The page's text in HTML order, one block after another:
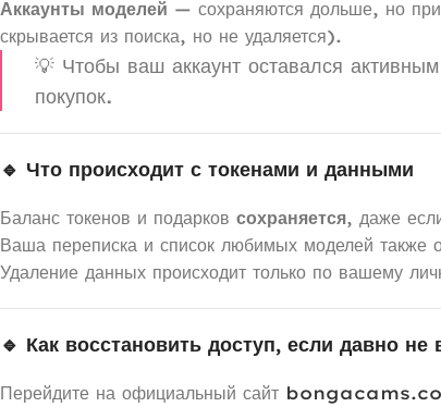
Аккаунты моделей — сохраняются дольше, но
скрывается из поиска, но не удаляется).
💡 Чтобы ваш аккаунт оставался
покупок.
🔹 Что происходит с токенами и данными
Баланс токенов и подарков сохраняется, даже
Ваша переписка и список любимых моделей также
Удаление данных происходит только по вашему
🔹 Как восстановить доступ, если давно не
Перейдите на официальный сайт